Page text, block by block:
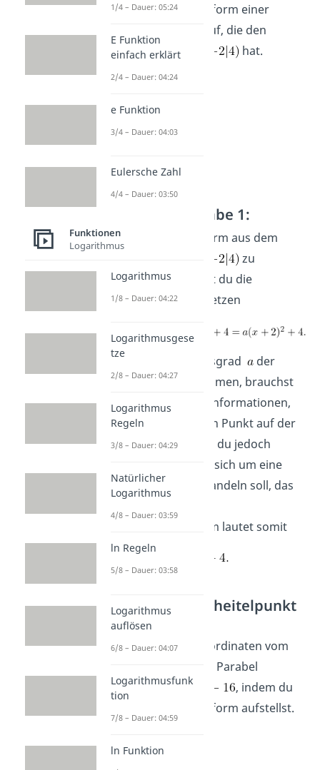
Stelle die Scheitelform einer
Normalparabel auf, die den
Scheitelpunkt
hat.
Lösung Aufgabe 1:
Um die Scheitelform aus dem
zu
berechnen, musst du die
Koordinaten einsetzen
Um den Öffnungsgrad
der
Parabel zu bestimmen, brauchst
du noch weitere Informationen,
zum Beispiel einen Punkt auf der
Parabel. Hier hast du jedoch
gegeben, dass es sich um eine
Normalparabel handeln soll, das
Scheitelpunktform lautet somit
Aufgabe 2: Scheitelpunkt
bestimmen
Bestimme die Koordinaten vom
Scheitelpunkt der Parabel
, indem du
die Scheitelpunktform aufstellst.
1/4 – Dauer: 05:24
E Funktion
einfach erklärt
2/4 – Dauer: 04:24
e Funktion
3/4 – Dauer: 04:03
Eulersche Zahl
4/4 – Dauer: 03:50
Funktionen
Logarithmus
Logarithmus
1/8 – Dauer: 04:22
Logarithmusgese
tze
2/8 – Dauer: 04:27
Logarithmus
Regeln
3/8 – Dauer: 04:29
Natürlicher
Logarithmus
4/8 – Dauer: 03:59
ln Regeln
5/8 – Dauer: 03:58
Logarithmus
auflösen
6/8 – Dauer: 04:07
Logarithmusfunk
tion
7/8 – Dauer: 04:59
ln Funktion